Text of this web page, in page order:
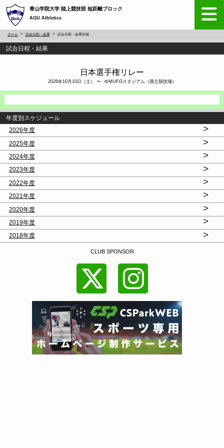
青山学院大学 陸上競技部 短距離ブロック
AGU Athletics
ホーム 試合日程・結果 試合日程・結果詳細
試合日程・結果
日本選手権リレー
2026年10月10日（土） 〜 ＠MUFGスタジアム（国立競技場）
年度別スケジュール
2026年度
>
2025年度 >
2024年度 >
2023年度 >
2022年度 >
2021年度 >
2020年度 >
2019年度 >
2018年度 >
CLUB SPONSOR